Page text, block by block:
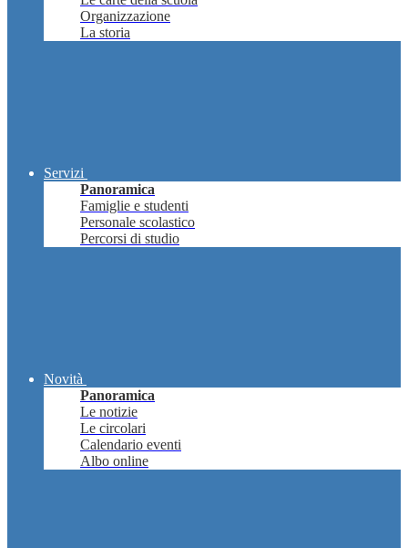
Organizzazione
La storia
Servizi
Panoramica
Famiglie e studenti
Personale scolastico
Percorsi di studio
Novità
Panoramica
Le notizie
Le circolari
Calendario eventi
Albo online